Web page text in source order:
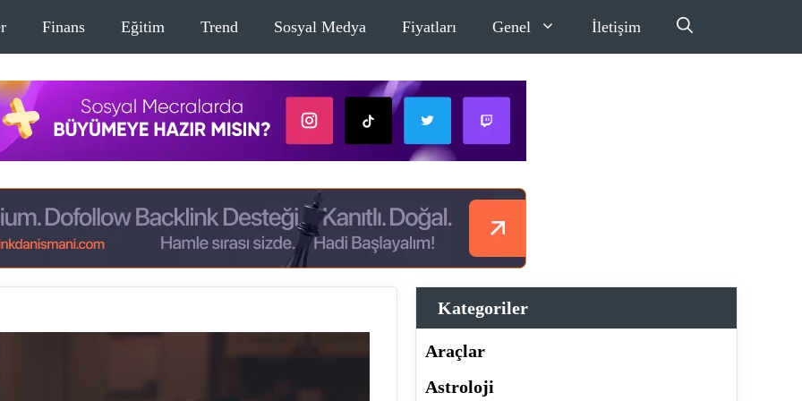
Finans Eğitim Trend Sosyal Medya Fiyatları Genel İletişim
Kategoriler
Araçlar
Astroloji